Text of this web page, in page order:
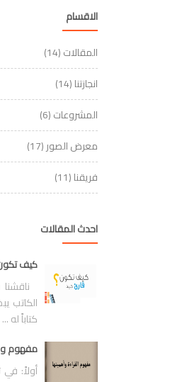
الاقسام
المقالات(14)
انجازتنا(14)
المشروعات(6)
معرض الصور(17)
فريقنا(11)
احدث المقالات
كيف
الكاتب
كتاباً له ...
مفهوم
أولاً: